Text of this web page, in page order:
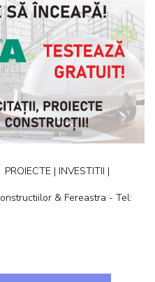
PROIECTE | INVESTITII |
& Fereastra - Tel: